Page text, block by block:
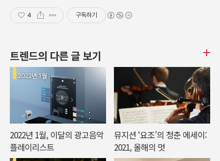
4 구독하기
트렌드의 다른 글 보기
2022년 1월, 이달의 광고음악
플레이리스트
뮤지션 ‘요조’의 청춘 에세이:
2021, 올해의 멋